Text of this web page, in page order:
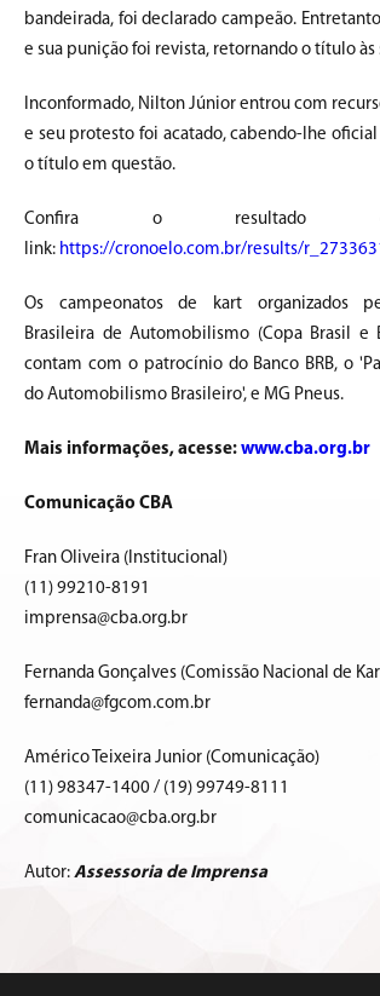
bandeirada, foi declarado campeão.
e sua punição foi revista, retornando o título às
Inconformado, Nilton Júnior entrou com
e seu protesto foi acatado, cabendo-lhe
o título em questão.
Confira o resultado
link: https://cronoelo.com.br/results/
Os campeonatos de kart organizados
Brasileira de Automobilismo (Copa Brasil e
contam com o patrocínio do Banco BRB, o
do Automobilismo Brasileiro', e MG Pneus.
Mais informações, acesse: www.cba.org.br
Comunicação CBA
Fran Oliveira (Institucional)
(11) 99210-8191
imprensa@cba.org.br
Fernanda Gonçalves (Comissão Nacional de
fernanda@fgcom.com.br
Américo Teixeira Junior (Comunicação)
(11) 98347-1400 / (19) 99749-8111
comunicacao@cba.org.br
Autor: Assessoria de Imprensa